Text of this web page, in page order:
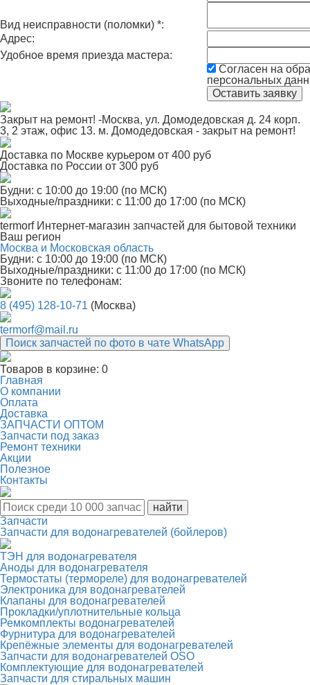
Вид неисправности (поломки) *:
Адрес:
Удобное время приезда мастера:
Согласен на
персональных
Закрыт на ремонт! -Москва, ул. Домодедовская д. 24 корп.
3, 2 этаж, офис 13. м. Домодедовская - закрыт на ремонт!
Доставка по Москве курьером от 400 руб
Доставка по России от 300 руб
Будни: с 10:00 до 19:00 (по МСК)
Выходные/праздники: с 11:00 до 17:00 (по МСК)
termorf Интернет-магазин запчастей для бытовой техники
Ваш регион
Москва и Московская область
Будни: с 10:00 до 19:00 (по МСК)
Выходные/праздники: с 11:00 до 17:00 (по МСК)
Звоните по телефонам:
8 (495) 128-10-71 (Москва)
termorf@mail.ru
Поиск запчастей по фото в чате WhatsApp
Товаров в корзине: 0
Главная
О компании
Оплата
Доставка
ЗАПЧАСТИ ОПТОМ
Запчасти под заказ
Ремонт техники
Акции
Полезное
Контакты
Запчасти
Запчасти для водонагревателей (бойлеров)
ТЭН для водонагревателя
Аноды для водонагревателя
Термостаты (термореле) для водонагревателей
Электроника для водонагревателей
Клапаны для водонагревателей
Прокладки/уплотнительные кольца
Ремкомплекты водонагревателей
Фурнитура для водонагревателей
Крепёжные элементы для водонагревателей
Запчасти для водонагревателей OSO
Комплектующие для водонагревателей
Запчасти для стиральных машин